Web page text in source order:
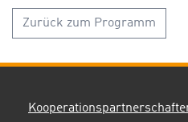
Zurück zum Programm